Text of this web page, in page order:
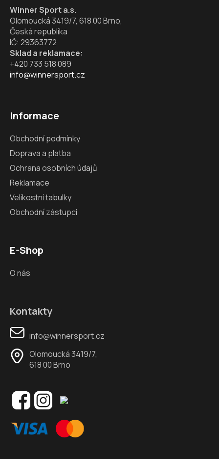
y
v
Winner Sport a.s.
Olomoucká 3419/7, 618 00 Brno,
Česká republika
IČ: 29363772
Sklad a reklamace:
+420 733 518 089
info@winnersport.cz
Informace
Obchodní podmínky
Doprava a platba
Ochrana osobních údajů
Reklamace
Velikostní tabulky
Obchodní zástupci
E-Shop
O nás
Kontakty
info@winnersport.cz
Olomoucká 3419/7,
618 00 Brno